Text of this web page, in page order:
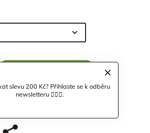
slevu 200 Kč? Přihlaste se k odběru
newsletteru 🙋🏼‍♀️.